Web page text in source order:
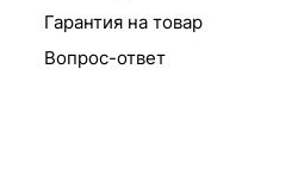
Гарантия на товар
Вопрос-ответ